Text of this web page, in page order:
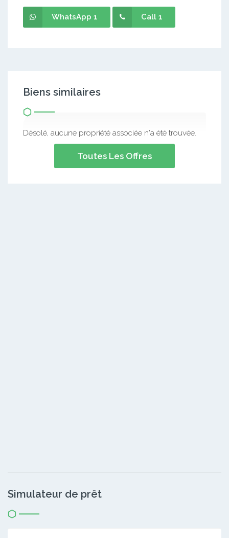
WhatsApp 1 Call 1
Biens similaires
Désolé, aucune propriété associée n'a été trouvée.
Toutes Les Offres
Simulateur de prêt